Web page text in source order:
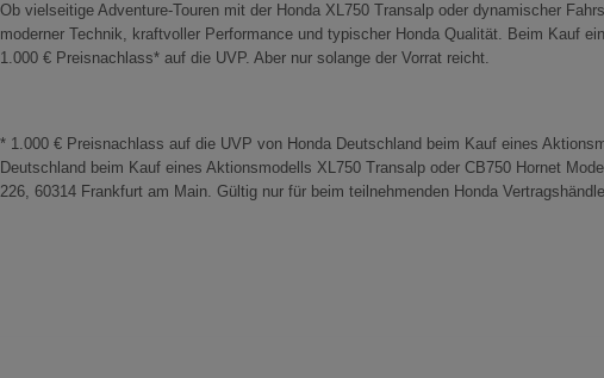
Ob vielseitige Adventure-Touren mit der Honda XL750 Transalp oder dynamischer
moderner Technik, kraftvoller Performance und typischer Honda Qualität. Beim Kauf
1.000 € Preisnachlass* auf die UVP. Aber nur solange der Vorrat reicht.
* 1.000 € Preisnachlass auf die UVP von Honda Deutschland beim Kauf eines
Deutschland beim Kauf eines Aktionsmodells XL750 Transalp oder CB750 Hornet
226, 60314 Frankfurt am Main. Gültig nur für beim teilnehmenden Honda